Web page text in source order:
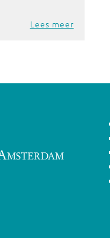
Lees meer